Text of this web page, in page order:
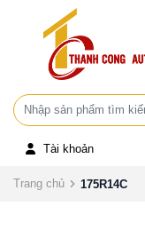
Tài khoản
Trang chủ 175R14C